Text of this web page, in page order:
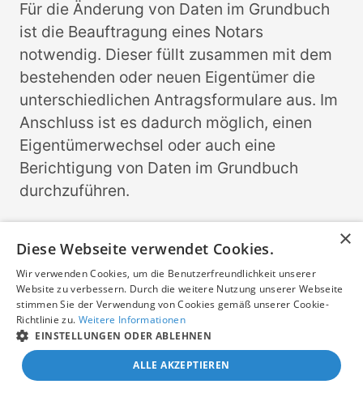
Für die Änderung von Daten im Grundbuch
ist die Beauftragung eines Notars
notwendig. Dieser füllt zusammen mit dem
bestehenden oder neuen Eigentümer die
unterschiedlichen Antragsformulare aus. Im
Anschluss ist es dadurch möglich, einen
Eigentümerwechsel oder auch eine
Berichtigung von Daten im Grundbuch
durchzuführen.
elektronischen
Grundbuchauszug?
Seit mehreren Jahren werden die
Grundbücher elektronisch geführt und
können auch elektronisch abgerufen
werden. Der elektronische Zugriff ist jedoch
×
Diese Webseite verwendet Cookies.
Wir verwenden Cookies, um die Benutzerfreundlichkeit unserer
Website zu verbessern. Durch die weitere Nutzung unserer Webseite
stimmen Sie der Verwendung von Cookies gemäß unserer Cookie-
Richtlinie zu. Weitere Informationen
EINSTELLUNGEN ODER ABLEHNEN
ALLE AKZEPTIEREN